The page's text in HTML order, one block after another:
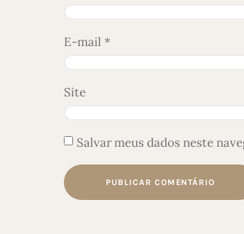
E-mail *
Site
Salvar meus dados neste